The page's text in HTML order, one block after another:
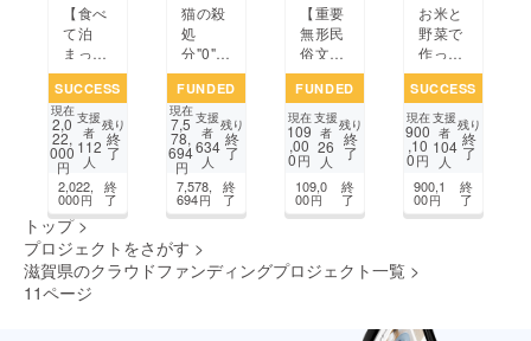
【食べ
て泊
まって
応
援！】
最高の
ビワマ
スが​食
べられ
る湖魚
専門の
漁師旅
館「舟
倉」
SUCCESS
現在
2,0
22,
000
円
支援
者
112
人
残り
終
了
2,022,
000円
終
了
猫の殺
処
分"0"を
目指し
て ～の
ら猫手
術専門
の病院
と保護
スペー
スを作
～
FUNDED
現在
7,5
78,
694
円
支援
者
634
人
残り
終
了
7,578,
694円
終
了
【重要
無形民
俗文化
財（長
浜曳山
祭）】
今年が
出番山
の翁山
の運営
をご支
い！！
FUNDED
現在
109
,00
0円
支援
者
26
人
残り
終
了
109,0
00円
終
了
お米と
野菜で
作った
「カラ
フルパ
ス
タ！」
一粒に
ぎゅっ
と栄養
を詰め
SUCCESS
現在
900
,10
0円
支援
者
104
人
残り
終
了
900,1
00円
終
了
トップ >
プロジェクトをさがす >
滋賀県のクラウドファンディングプロジェクト一覧 >
11ページ